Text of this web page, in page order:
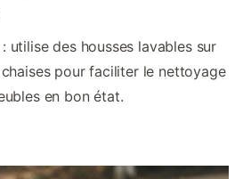
: utilise des housses lavables sur
pour faciliter le nettoyage
en bon état.